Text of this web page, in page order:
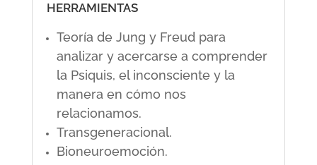
HERRAMIENTAS
Teoría de Jung y Freud para
analizar y acercarse a comprender
la Psiquis, el inconsciente y la
manera en cómo nos
relacionamos.
Transgeneracional.
Bioneuroemoción.